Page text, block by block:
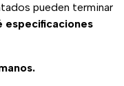
pueden terminar
especificaciones